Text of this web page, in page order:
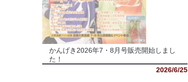
かんげき2026年7・8月号販売開始しまし
た！
2026/6/25